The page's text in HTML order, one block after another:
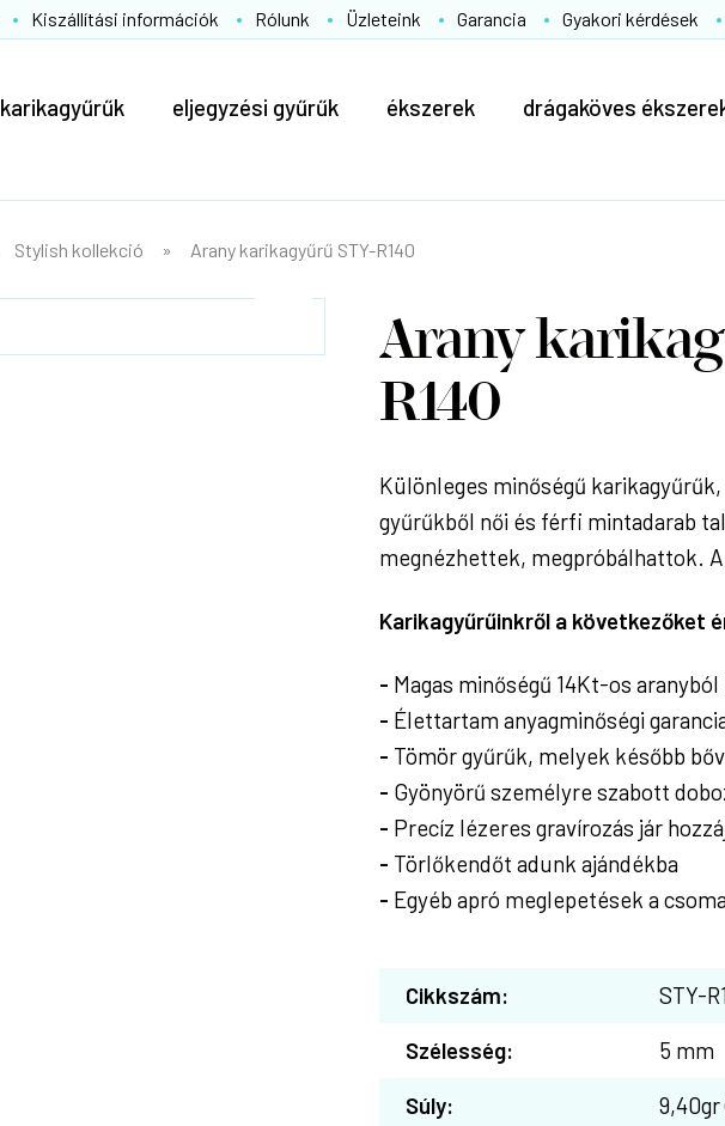
Kiszállítási információk Rólunk Üzleteink Garancia Gyakori kérdések
karikagyűrűk eljegyzési gyűrűk ékszerek drágaköves
Stylish kollekció Arany karikagyűrű STY-R140
Arany
R140
Különleges minőségű
gyűrűkből női és férfi mintadarab
megnézhettek, megpróbálhattok.
Karikagyűrűinkről a következőket
- Magas minőségű 14Kt-os
- Élettartam anyagminőségi
- Tömör gyűrűk, melyek később
- Gyönyörű személyre szabott
- Precíz lézeres gravírozás jár
- Törlőkendőt adunk ajándékba
- Egyéb apró meglepetések a
Cikkszám:
STY-
Szélesség:
5 mm
Súly: